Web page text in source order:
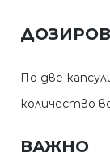
По две
количество
ВАЖНО